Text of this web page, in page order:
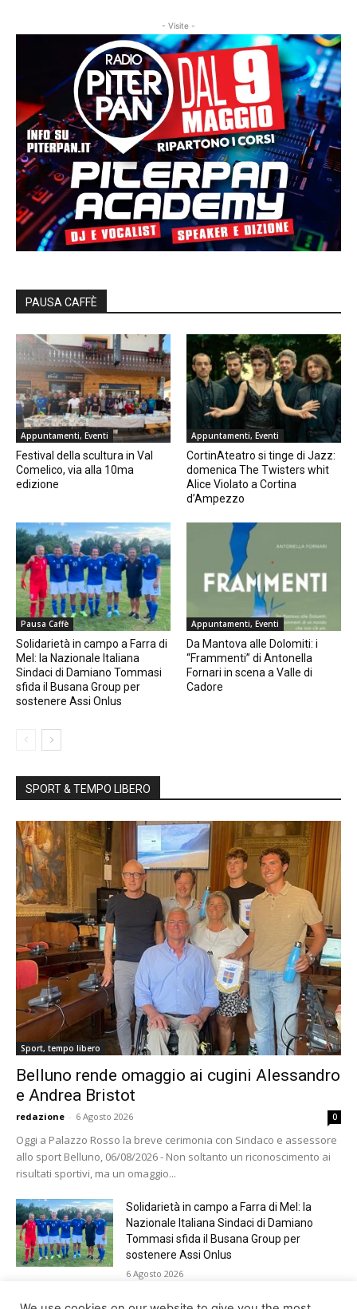
- Visite -
PAUSA CAFFÈ
Appuntamenti, Eventi
Festival della scultura in Val
Comelico, via alla 10ma
edizione
Appuntamenti, Eventi
CortinAteatro si tinge di Jazz:
domenica The Twisters whit
Alice Violato a Cortina
d’Ampezzo
Pausa Caffè
Solidarietà in campo a Farra di
Mel: la Nazionale Italiana
Sindaci di Damiano Tommasi
sfida il Busana Group per
sostenere Assi Onlus
Appuntamenti, Eventi
Da Mantova alle Dolomiti: i
“Frammenti” di Antonella
Fornari in scena a Valle di
Cadore
SPORT & TEMPO LIBERO
Sport, tempo libero
Belluno rende omaggio ai cugini Alessandro
e Andrea Bristot
redazione - 6 Agosto 2026 0
Oggi a Palazzo Rosso la breve cerimonia con Sindaco e assessore
allo sport Belluno, 06/08/2026 - Non soltanto un riconoscimento ai
risultati sportivi, ma un omaggio...
Solidarietà in campo a Farra di Mel: la
Nazionale Italiana Sindaci di Damiano
Tommasi sfida il Busana Group per
sostenere Assi Onlus
6 Agosto 2026
Shade, Dolcenera, Merk&Kremont,